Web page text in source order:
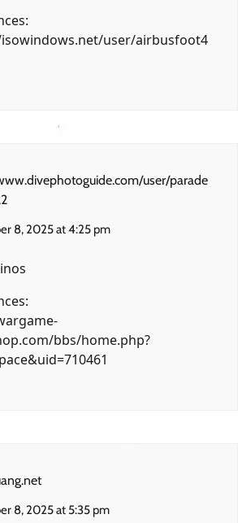
user/airbusfoot4
user/parade
8, 2025 at 4:25 pm
bbs/home.php?
8, 2025 at 5:35 pm